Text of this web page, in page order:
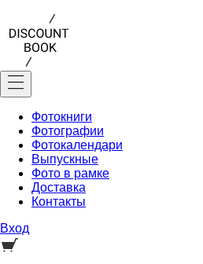
Фотокниги
Фотографии
Фотокалендари
Выпускные
Фото в рамке
Доставка
Контакты
Вход